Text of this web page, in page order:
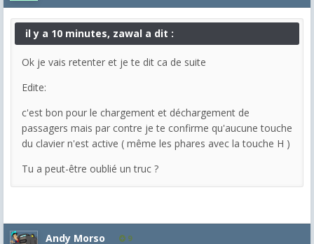
il y a 10 minutes, zawal a dit :
Ok je vais retenter et je te dit ca de suite
Edite:
c'est bon pour le chargement et déchargement de
passagers mais par contre je te confirme qu'aucune touche
du clavier n'est active ( même les phares avec la touche H )
Tu a peut-être oublié un truc ?
Andy Morso 9